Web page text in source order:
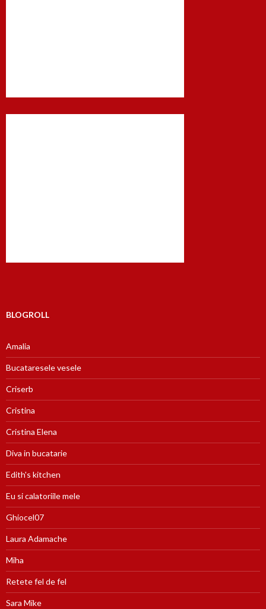
BLOGROLL
Amalia
Bucataresele vesele
Criserb
Cristina
Cristina Elena
Diva in bucatarie
Edith's kitchen
Eu si calatoriile mele
Ghiocel07
Laura Adamache
Miha
Retete fel de fel
Sara Mike